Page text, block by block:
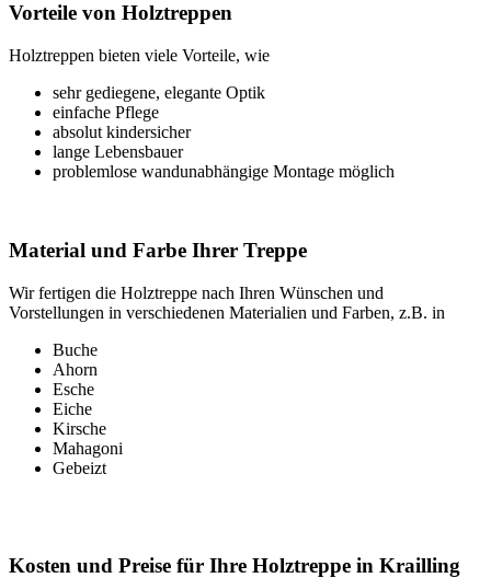
Vorteile von Holztreppen
Holztreppen bieten viele Vorteile, wie
sehr gediegene, elegante Optik
einfache Pflege
absolut kindersicher
lange Lebensbauer
problemlose wandunabhängige Montage möglich
Material und Farbe Ihrer Treppe
Wir fertigen die Holztreppe nach Ihren Wünschen und
Vorstellungen in verschiedenen Materialien und Farben, z.B. in
Buche
Ahorn
Esche
Eiche
Kirsche
Mahagoni
Gebeizt
Kosten und Preise für Ihre Holztreppe in Krailling